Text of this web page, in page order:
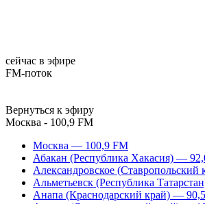
сейчас в эфире
FM-поток
Вернуться к эфиру
Москва - 100,9 FM
Москва — 100,9 FM
Абакан (Республика Хакасия) —
Александровское
Альметьевск (Республика
Анапа (Краснодарский край) —